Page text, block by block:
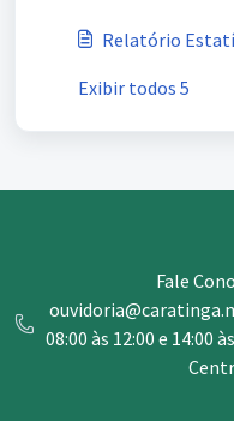
Relatório
Exibir todos 5
Fale
08:00 às 12:00 e 14:00